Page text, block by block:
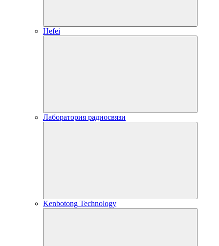
Hefei
Лаборатория радиосвязи
Kenbotong Technology